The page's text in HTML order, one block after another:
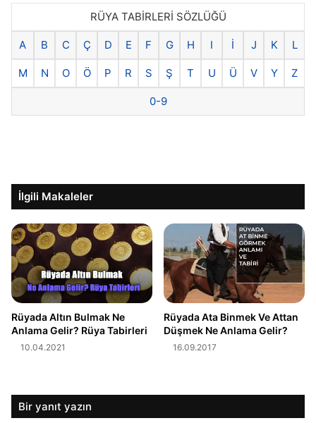
RÜYA TABİRLERİ SÖZLÜĞÜ
A B C Ç D E F G H I İ J K L
M N O Ö P R S Ş T U Ü V Y Z
0-9
İlgili Makaleler
Rüyada Altın Bulmak Ne
Anlama Gelir? Rüya Tabirleri
10.04.2021
Rüyada Ata Binmek Ve Attan
Düşmek Ne Anlama Gelir?
16.09.2017
Bir yanıt yazın